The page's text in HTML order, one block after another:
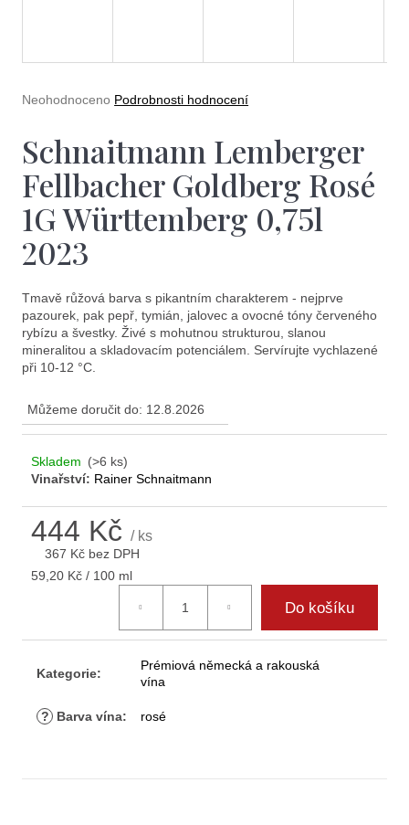
Průměrné
je
0,0
z
5
hvězdiček.
Neohodnoceno Podrobnosti hodnocení
Schnaitmann Lemberger
Fellbacher Goldberg Rosé
1G Württemberg 0,75l
2023
Tmavě růžová barva s pikantním charakterem - nejprve
pazourek, pak pepř, tymián, jalovec a ovocné tóny červeného
rybízu a švestky. Živé s mohutnou strukturou, slanou
mineralitou a skladovacím potenciálem. Servírujte vychlazené
při 10-12 °C.
Můžeme doručit do: 12.8.2026
Skladem (>6 ks)
Vinařství: Rainer Schnaitmann
444 Kč/ ks
367 Kč bez DPH
Měrná
59,20 Kč / 100 ml
Do košíku
Kategorie:
Prémiová německá a rakouská
vína
? Barva vína: rosé
e
n
j
í
t
?
Hledat
D
r
e